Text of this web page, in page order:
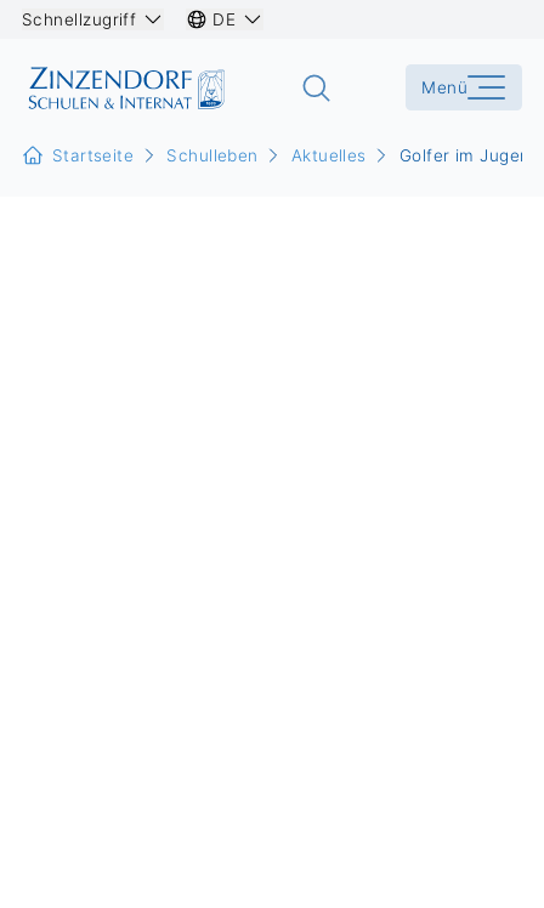
Schnellzugriff DE
Menü
Startseite Schulleben Aktuelles Golfer im